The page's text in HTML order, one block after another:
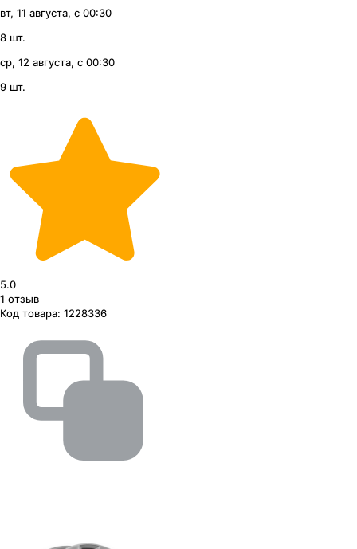
вт, 11 августа, с 00:30
8 шт.
ср, 12 августа, с 00:30
9 шт.
5.0
1 отзыв
Код товара: 1228336